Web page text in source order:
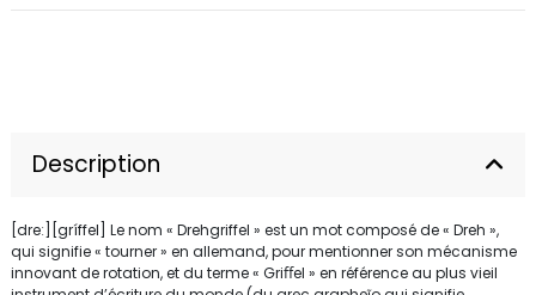
Description
[dreː][gríffel] Le nom « Drehgriffel » est un mot composé de « Dreh »,
qui signifie « tourner » en allemand, pour mentionner son mécanisme
innovant de rotation, et du terme « Griﬀel » en référence au plus vieil